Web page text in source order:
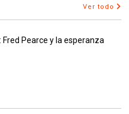
Ver todo
Fred Pearce y la esperanza